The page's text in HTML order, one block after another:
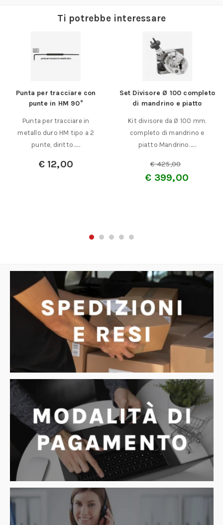
Ti potrebbe interessare
Set Divisore Ø 100 completo
di mandrino e piatto
Kit divisore da Ø 100 mm.
completo di mandrino e
piatto Mandrino……
€425,00
Martelli da tappezziere
peso martello 300 gr. circa
diametro testa mm. in……